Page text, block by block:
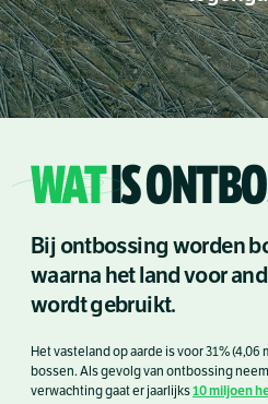
WATIS
Bij ontbossing worden
waarna het land voor
wordt gebruikt.
Het vasteland op aarde is voor 31%
bossen. Als gevolg van ontbossing
verwachting gaat er jaarlijks10 miljoen